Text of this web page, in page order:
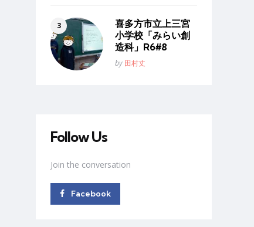
喜多方市立上三宮
小学校「みらい創
造科」R6#8
Posted
by 田村丈
Follow Us
Join the conversation
Facebook